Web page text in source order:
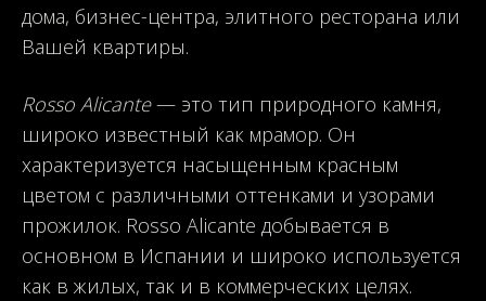
дома, бизнес-центра, элитного ресторана или
Вашей квартиры.
Rosso Alicante— это тип природного камня,
широко известный как мрамор. Он
характеризуется насыщенным красным
цветом с различными оттенками и узорами
прожилок. Rosso Alicante добывается в
основном в Испании и широко используется
как в жилых, так и в коммерческих целях.